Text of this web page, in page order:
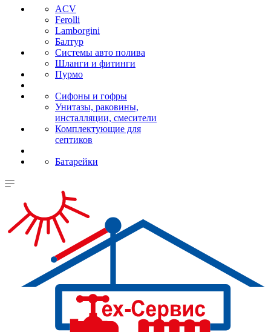
ACV
Ferolli
Lamborgini
Балтур
Системы авто полива
Шланги и фитинги
Пурмо
Сифоны и гофры
Унитазы, раковины,
инсталляции, смесители
Комплектующие для
септиков
Батарейки